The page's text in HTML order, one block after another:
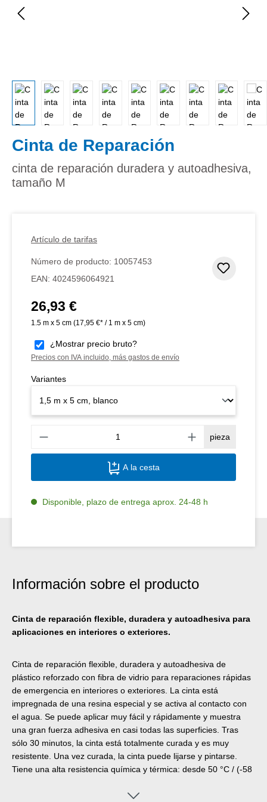
Cinta de Reparación
cinta de reparación duradera y autoadhesiva,
tamaño M
Artículo de tarifas
Número de producto: 10057453
EAN: 4024596064921
Precio normal:
26,93 €
1.5 m x 5 cm (17,95 €* / 1 m x 5 cm)
¿Mostrar precio bruto?
Precios con IVA incluido, más gastos de envío
Variantes
pieza
A la cesta
Disponible, plazo de entrega aprox. 24-48 h
Información sobre el producto
Cinta de reparación flexible, duradera y autoadhesiva para
aplicaciones en interiores o exteriores.
Cinta de reparación flexible, duradera y autoadhesiva de
plástico reforzado con fibra de vidrio para reparaciones rápidas
de emergencia en interiores o exteriores. La cinta está
impregnada de una resina especial y se activa al contacto con
el agua. Se puede aplicar muy fácil y rápidamente y muestra
una gran fuerza adhesiva en casi todas las superficies. Tras
sólo 30 minutos, la cinta está totalmente curada y es muy
resistente. Una vez curada, la cinta puede lijarse y pintarse.
Tiene una alta resistencia química y térmica: desde 50 °C / (-58
puede aplicarse sin herramientas adicionales y se utiliza para